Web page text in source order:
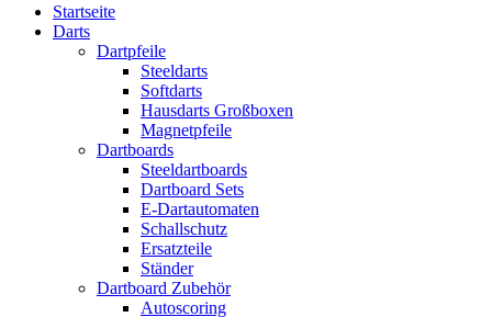
Startseite
Darts
Dartpfeile
Steeldarts
Softdarts
Hausdarts Großboxen
Magnetpfeile
Dartboards
Steeldartboards
Dartboard Sets
E-Dartautomaten
Schallschutz
Ersatzteile
Ständer
Dartboard Zubehör
Autoscoring